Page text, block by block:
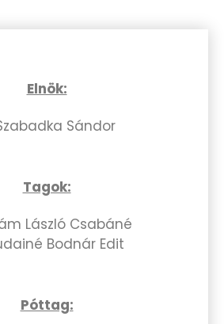
Elnök:
Sándor
Tagok:
László Csabáné
Bodnár Edit
Póttag: